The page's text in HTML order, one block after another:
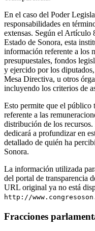
En el caso del Poder
responsabilidades en
extensas. Según el Artículo
Estado de Sonora, esta
información referente a los
presupuestales, fondos
y ejercido por los
Mesa Directiva, u otros
incluyendo los criterios de
Esto permite que el público
referente a las
distribución de los
dedicará a profundizar en
detallado de quién ha
Sonora.
La información utilizada
del portal de transparencia
URL original ya no está
http://
Fracciones